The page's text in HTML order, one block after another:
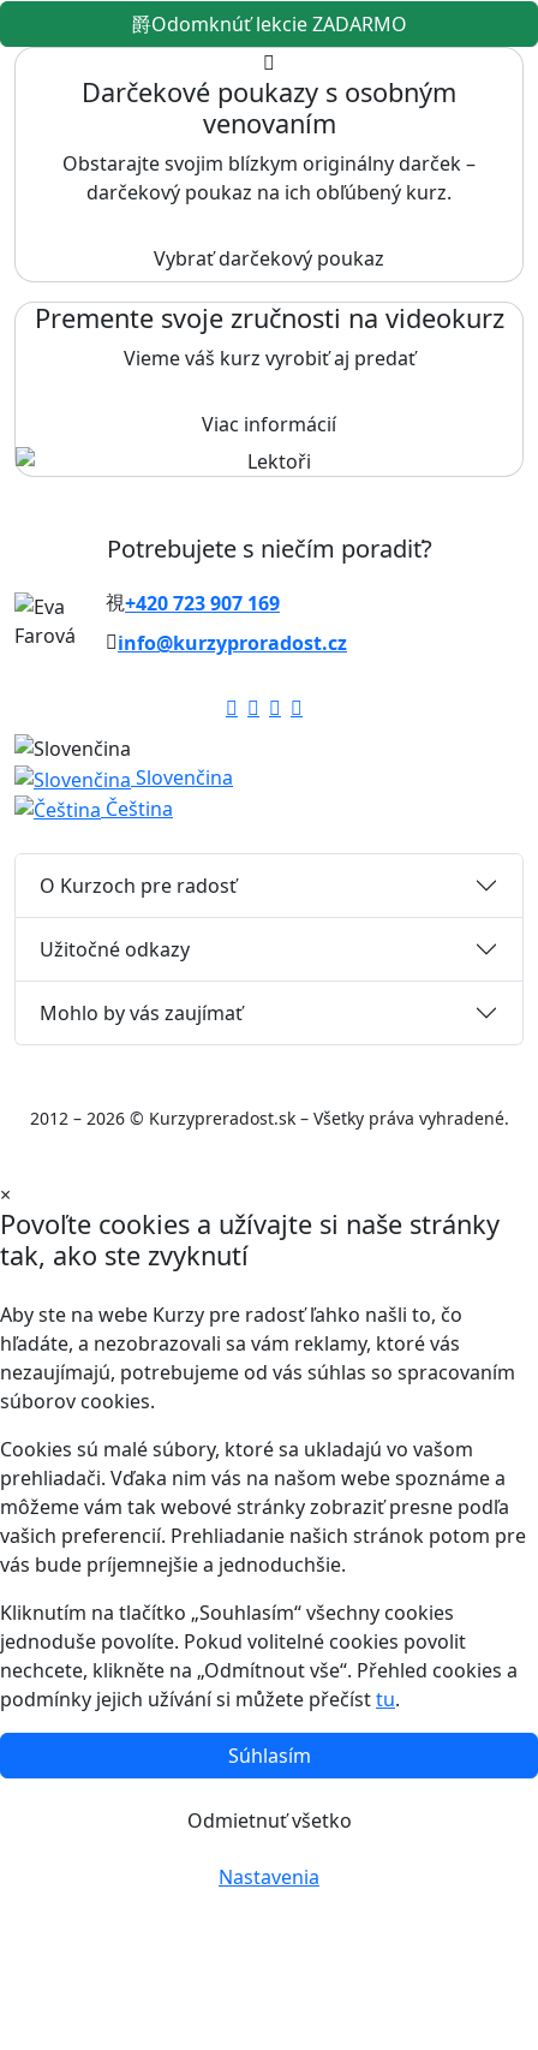
Odomknúť lekcie ZADARMO
Darčekové poukazy s osobným
venovaním
Obstarajte svojim blízkym originálny darček –
darčekový poukaz na ich obľúbený kurz.
Vybrať darčekový poukaz
Premente svoje zručnosti na videokurz
Vieme váš kurz vyrobiť aj predať
Viac informácií
Potrebujete s niečím poradiť?
+420 723 907 169
info@kurzyproradost.cz
Slovenčina
Čeština
O Kurzoch pre radosť
Užitočné odkazy
Mohlo by vás zaujímať
2012 – 2026 © Kurzypreradost.sk – Všetky práva vyhradené.
×
Povoľte cookies a užívajte si naše stránky
tak, ako ste zvyknutí
Aby ste na webe Kurzy pre radosť ľahko našli to, čo
hľadáte, a nezobrazovali sa vám reklamy, ktoré vás
nezaujímajú, potrebujeme od vás súhlas so spracovaním
súborov cookies.
Cookies sú malé súbory, ktoré sa ukladajú vo vašom
prehliadači. Vďaka nim vás na našom webe spoznáme a
môžeme vám tak webové stránky zobraziť presne podľa
vašich preferencií. Prehliadanie našich stránok potom pre
vás bude príjemnejšie a jednoduchšie.
Kliknutím na tlačítko „Souhlasím“ všechny cookies
jednoduše povolíte. Pokud volitelné cookies povolit
nechcete, klikněte na „Odmítnout vše“. Přehled cookies a
podmínky jejich užívání si můžete přečísttu.
Súhlasím
Odmietnuť všetko
Nastavenia